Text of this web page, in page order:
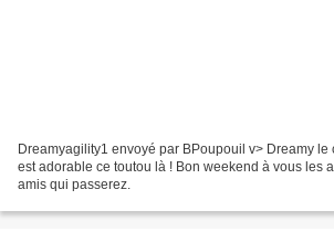
Dreamyagility1 envoyé par BPoupouil v> Dreamy le
est adorable ce toutou là ! Bon weekend à vous les
amis qui passerez.